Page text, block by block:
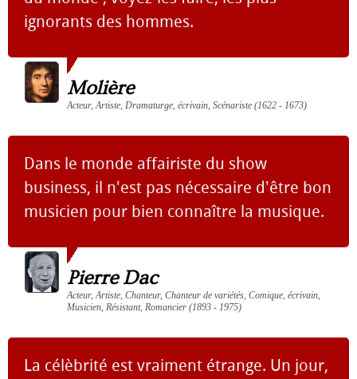
ignorants des hommes.
Molière
Acteur, Artiste, Dramaturge, écrivain, Scénariste (1622 - 1673)
Dans le monde affairiste du show
business, il n'est pas nécessaire d'être bon
musicien pour bien connaître la musique.
Pierre Dac
Acteur, Artiste, Chanteur, Chanteur de variétés, Comique, écrivain,
Musicien, Résistant, Romancier (1893 - 1975)
La célèbrité est vraiment étrange. Un jour,